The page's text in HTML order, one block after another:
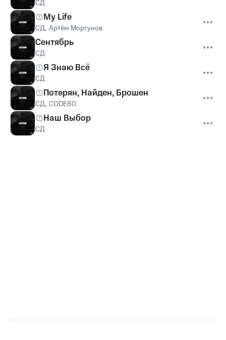
СД
My Life
СД, Артём Моргунов
Сентябрь
СД
Я Знаю Всё
СД
Потерян, Найден, Брошен
СД, CODE80
Наш Выбор
СД